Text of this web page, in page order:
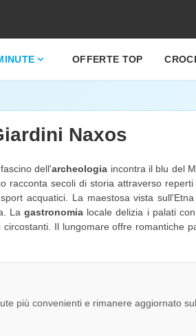
expand_more OFFERTE TOP
Naxos
dell'archeologia incontra il blu del
secoli di storia attraverso
acquatici. La maestosa vista
Lagastronomia locale delizia i palati
Il lungomare offre romantiche
più convenienti e rimanere aggiornato